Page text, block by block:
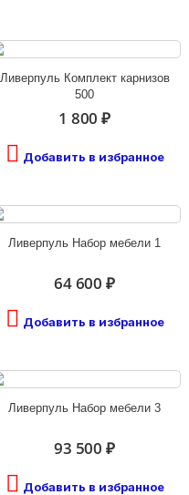
Ливерпуль Комплект карнизов
500
1 800 ₽
Добавить в избранное
Ливерпуль Набор мебели 1
64 600 ₽
Добавить в избранное
Ливерпуль Набор мебели 3
93 500 ₽
Добавить в избранное